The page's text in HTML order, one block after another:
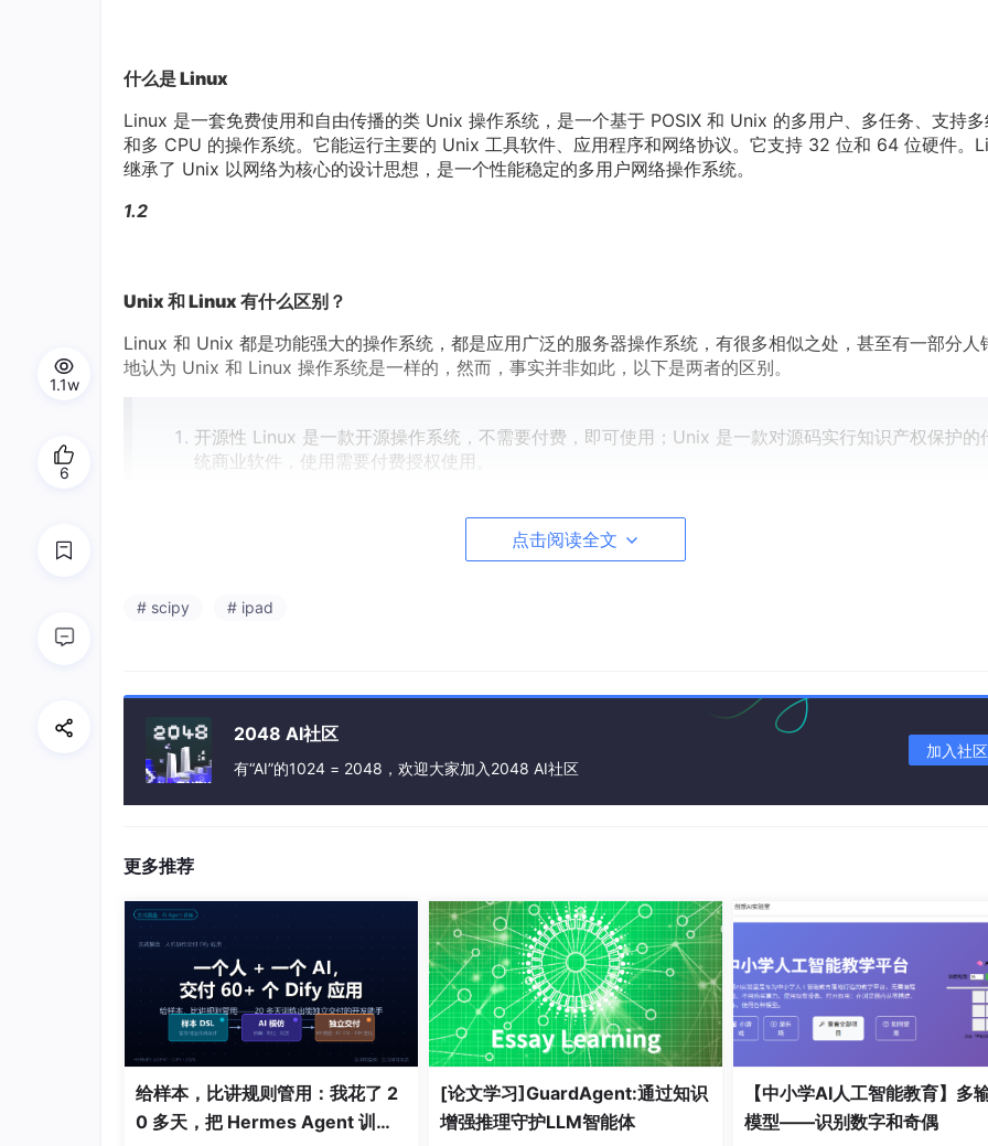
什么是 Linux
Linux 是一套免费使用和自由传播的类 Unix 操作系统，是一个基于 POSIX 和 Unix 的多用户、多任务、支持多
和多 CPU 的操作系统。它能运行主要的 Unix 工具软件、应用程序和网络协议。它支持 32 位和 64 位硬件。
继承了 Unix 以网络为核心的设计思想，是一个性能稳定的多用户网络操作系统。
1.2
Unix 和 Linux 有什么区别？
Linux 和 Unix 都是功能强大的操作系统，都是应用广泛的服务器操作系统，有很多相似之处，甚至有一部分人
地认为 Unix 和 Linux 操作系统是一样的，然而，事实并非如此，以下是两者的区别。
开源性 Linux 是一款开源操作系统，不需要付费，即可使用；Unix 是一款对源码实行知识产权保护的
统商业软件，使用需要付费授权使用。
硬件环境 Linux 操作系统对硬件的要求较低，安装方法更易掌握；Unix 对硬件要求比较苛刻，安装难度
的大型企业使用，如银行、电信部门等，或者 Unix 硬件厂商使用，如 Sun 等。相比于 Unix 操作系统
Linux 操作系统更受广大计算机爱好者的喜爱，主要原因是 Linux 操作系统具有 Unix 操作系统的全部
能，并且能够在普通 PC 计算机上实现全部的 Unix 特性，开源免费的特性，更容易普及使用！
什么是 Linux 内核？
Linux 系统的核心是内核。内核控制着计算机系统上的所有硬件和软件，在必要时分配硬件，并根据需要执行软
系统内存管理
硬件设备管理
点击阅读全文
# scipy # ipad
2048 AI社区
有“AI”的1024 = 2048，欢迎大家加入2048 AI社区
加入社区
更多推荐
给样本，比讲规则管用：我花了 2
0 多天，把 Hermes Agent 训练
[论文学习]GuardAgent:通过知识
增强推理守护LLM智能体
【中小学AI人工智能教育】多
模型——识别数字和奇偶
1.1w
6